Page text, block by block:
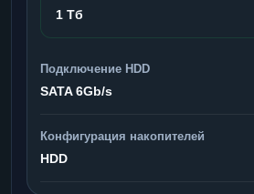
1 Тб
Подключение HDD
SATA 6Gb/s
Конфигурация накопителей
HDD